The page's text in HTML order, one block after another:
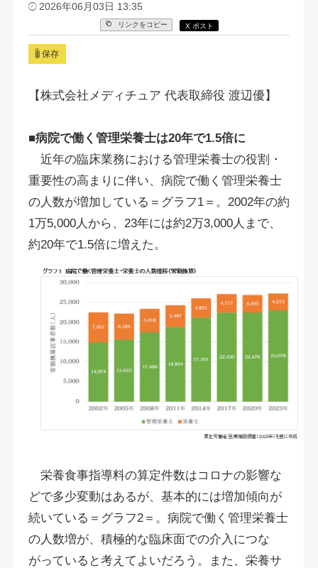
2026年06月03日 13:35
リンクをコピー X ポスト
保存
【株式会社メディチュア 代表取締役 渡辺優】
■病院で働く管理栄養士は20年で1.5倍に
近年の臨床業務における管理栄養士の役割・
重要性の高まりに伴い、病院で働く管理栄養士
の人数が増加している＝グラフ1＝。2002年の約
1万5,000人から、23年には約2万3,000人まで、
約20年で1.5倍に増えた。
栄養食事指導料の算定件数はコロナの影響な
どで多少変動はあるが、基本的には増加傾向が
続いている＝グラフ2＝。病院で働く管理栄養士
の人数増が、積極的な臨床面での介入につな
がっていると考えてよいだろう。また、栄養サ